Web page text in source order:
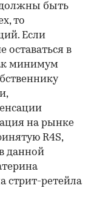
должны быть
то
Если
в
минимум
на рынке
R4S,
данной
стрит-ретейла